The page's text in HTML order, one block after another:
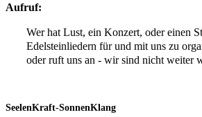
Aufruf:
Wer hat Lust, ein Konzert, oder einen
Edelsteinliedern für und mit uns zu
oder ruft uns an - wir sind nicht weiter
SeelenKraft-SonnenKlang